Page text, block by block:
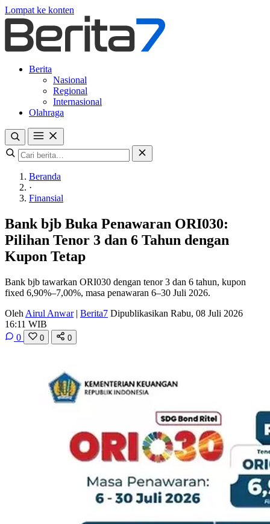
Lompat ke konten
Berita
Nasional
Regional
Internasional
Olahraga
Beranda
·
Finansial
Bank bjb Buka Penawaran ORI030:
Pilihan Tenor 3 dan 6 Tahun dengan
Kupon Tetap
Bank bjb tawarkan ORI030 dengan tenor 3 dan 6 tahun, kupon
fixed 6,90%–7,00%, masa penawaran 6–30 Juli 2026.
Oleh Airul Anwar | Berita7 Dipublikasikan Rabu, 08 Juli 2026
16:11 WIB
0
0 0